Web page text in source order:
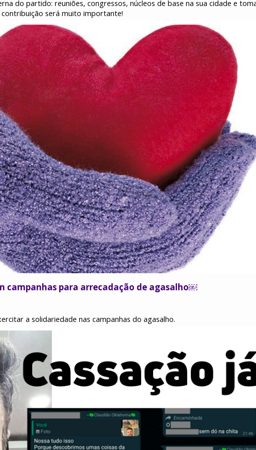
do partido: reuniões, congressos, núcleos de base na sua cidade e
contribuição será muito importante!
campanhas para arrecadação de agasalho￼
a solidariedade nas campanhas do agasalho.